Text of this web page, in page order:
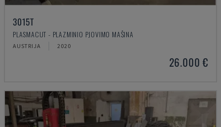
3015T
PLASMACUT - PLAZMINIO PJOVIMO MAŠINA
AUSTRIJA 2020
26.000 €